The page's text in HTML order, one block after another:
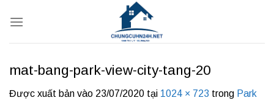
qua
mat-bang-park-view-city-tang-20
Được xuất bản vào 23/07/2020 tại 1024 × 723 trong Park